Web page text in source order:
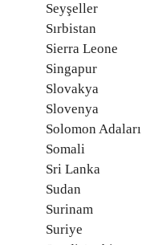
Seyşeller
Sırbistan
Sierra Leone
Singapur
Slovakya
Slovenya
Solomon Adaları
Somali
Sri Lanka
Sudan
Surinam
Suriye